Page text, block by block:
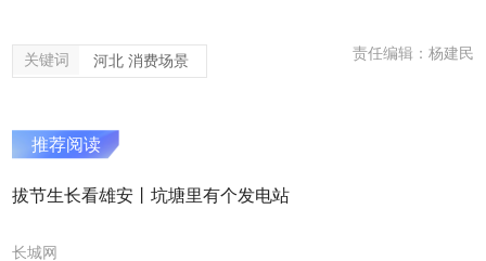
关键词 河北 消费场景 责任编辑：杨建民
推荐阅读
拔节生长看雄安丨坑塘里有个发电站
长城网